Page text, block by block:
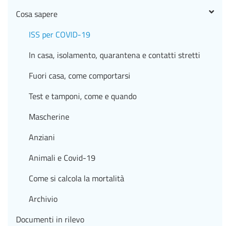
Cosa sapere
ISS per COVID-19
In casa, isolamento, quarantena e contatti stretti
Fuori casa, come comportarsi
Test e tamponi, come e quando
Mascherine
Anziani
Animali e Covid-19
Come si calcola la mortalità
Archivio
Documenti in rilevo